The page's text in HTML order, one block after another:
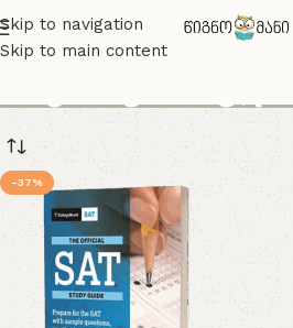
Skip to navigation
Skip to main content
-37%